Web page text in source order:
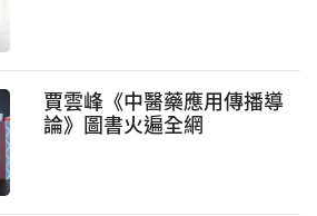
賈雲峰《中醫藥應用傳播導
論》圖書火遍全網